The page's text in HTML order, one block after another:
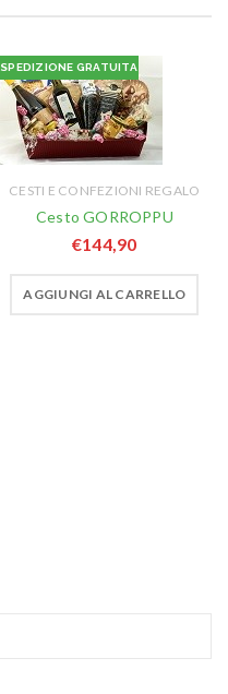
SPEDIZIONE GRATUITA
CESTI E CONFEZIONI REGALO
Cesto GORROPPU
€144,90
AGGIUNGI AL CARRELLO